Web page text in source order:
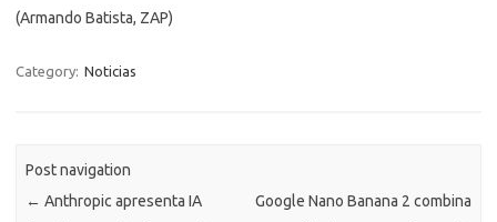
(Armando Batista, ZAP)
Category: Noticias
Post navigation
← Anthropic apresenta IA
Google Nano Banana 2 combina